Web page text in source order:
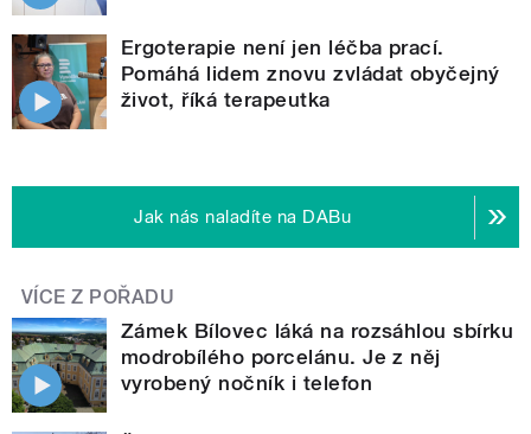
Ergoterapie není jen léčba prací.
Pomáhá lidem znovu zvládat obyčejný
život, říká terapeutka
Jak nás naladíte na DABu
VÍCE Z POŘADU
Zámek Bílovec láká na rozsáhlou sbírku
modrobílého porcelánu. Je z něj
vyrobený nočník i telefon